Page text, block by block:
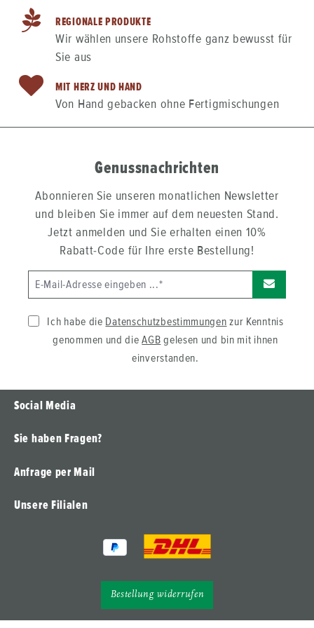
Verzehr aus der Packung entnehmen und den Stollen
REGIONALE PRODUKTE
Wir wählen unsere Rohstoffe ganz bewusst für
Sie aus
MIT HERZ UND HAND
Von Hand gebacken ohne Fertigmischungen
Genussnachrichten
Abonnieren Sie unseren monatlichen Newsletter
und bleiben Sie immer auf dem neuesten Stand.
Jetzt anmelden und Sie erhalten einen 10%
Rabatt-Code für Ihre erste Bestellung!
Ich habe die Datenschutzbestimmungen zur Kenntnis
genommen und dieAGB gelesen und bin mit ihnen
einverstanden.
Social Media
Sie haben Fragen?
Anfrage per Mail
Unsere Filialen
Bestellung widerrufen